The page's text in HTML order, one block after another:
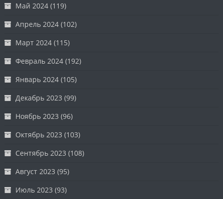
Май 2024 (119)
Апрель 2024 (102)
Март 2024 (115)
Февраль 2024 (192)
Январь 2024 (105)
Декабрь 2023 (99)
Ноябрь 2023 (96)
Октябрь 2023 (103)
Сентябрь 2023 (108)
Август 2023 (95)
Июль 2023 (93)